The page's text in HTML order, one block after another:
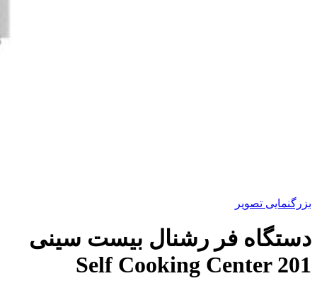
بزرگنمایی تصویر
دستگاه فر رشنال بیست سینی
Self Cooking Center 201